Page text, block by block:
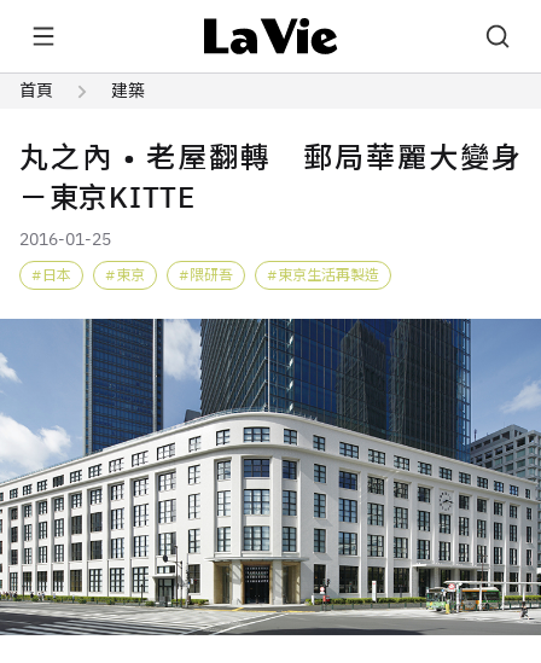
首頁 建築
丸之內 • 老屋翻轉 郵局華麗大變身
－東京KITTE
2016-01-25
日本 東京 隈研吾 東京生活再製造